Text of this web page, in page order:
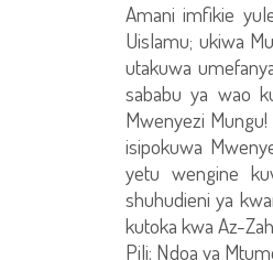
Amani imfikie
Uislamu; ukiwa
utakuwa
sababu ya wao
Mwenyezi
isipokuwa
yetu wengine
shuhudieni ya
kutoka kwa Az-
Pili: Ndoa ya